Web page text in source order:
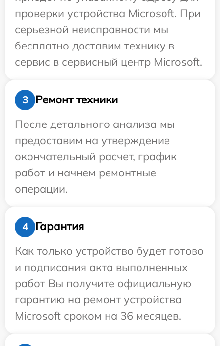
проверки устройства Microsoft. При
серьезной неисправности мы
бесплатно доставим технику в
сервис в сервисный центр Microsoft.
3
Ремонт техники
После детального анализа мы
предоставим на утверждение
окончательный расчет, график
работ и начнем ремонтные
операции.
4
Гарантия
Как только устройство будет готово
и подписания акта выполненных
работ Вы получите официальную
гарантию на ремонт устройства
Microsoft сроком на 36 месяцев.